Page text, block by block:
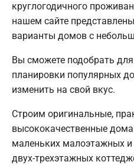
круглогодичного
нашем сайте
варианты домов с
Вы сможете подобрать
планировки популярных
изменить на свой вкус.
Строим оригинальные,
высококачественные
маленьких малоэтажных
двух-трехэтажных